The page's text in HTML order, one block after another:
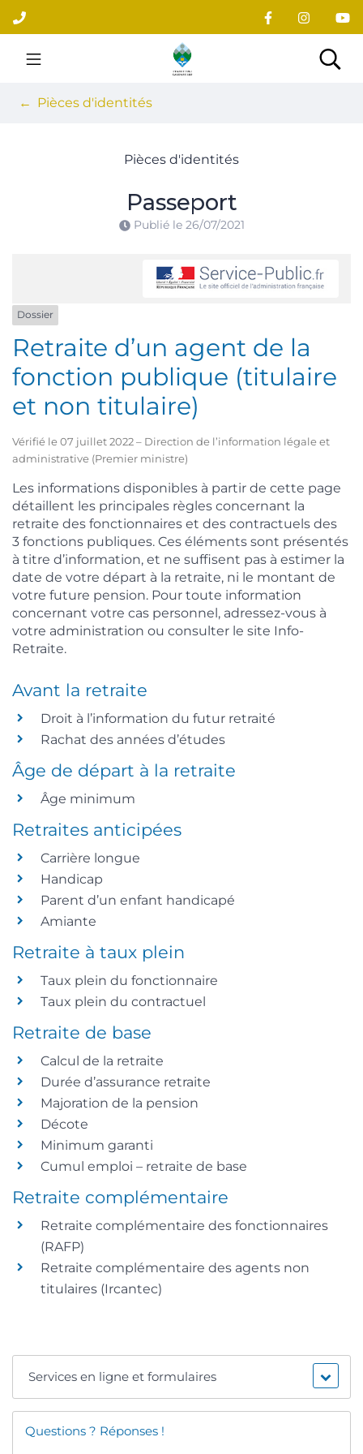
Aller
au
contenu
Site officiel du village
Pièces d'identités
Pièces d'identités
Passeport
Publié le 26/07/2021
Dossier
Retraite d’un agent de la
fonction publique (titulaire
et non titulaire)
Vérifié le 07 juillet 2022 – Direction de l’information légale et
administrative (Premier ministre)
Les informations disponibles à partir de cette page
détaillent les principales règles concernant la
retraite des fonctionnaires et des contractuels des
3 fonctions publiques. Ces éléments sont présentés
à titre d’information, et ne suffisent pas à estimer la
date de votre départ à la retraite, ni le montant de
votre future pension. Pour toute information
concernant votre cas personnel, adressez-vous à
votre administration ou consulter le site Info-
Retraite.
Avant la retraite
Droit à l’information du futur retraité
Rachat des années d’études
Âge de départ à la retraite
Âge minimum
Retraites anticipées
Carrière longue
Handicap
Parent d’un enfant handicapé
Amiante
Retraite à taux plein
Taux plein du fonctionnaire
Taux plein du contractuel
Retraite de base
Calcul de la retraite
Durée d’assurance retraite
Majoration de la pension
Décote
Minimum garanti
Cumul emploi – retraite de base
Retraite complémentaire
Retraite complémentaire des fonctionnaires
(RAFP)
Retraite complémentaire des agents non
titulaires (Ircantec)
Services en ligne et formulaires
Questions ? Réponses !